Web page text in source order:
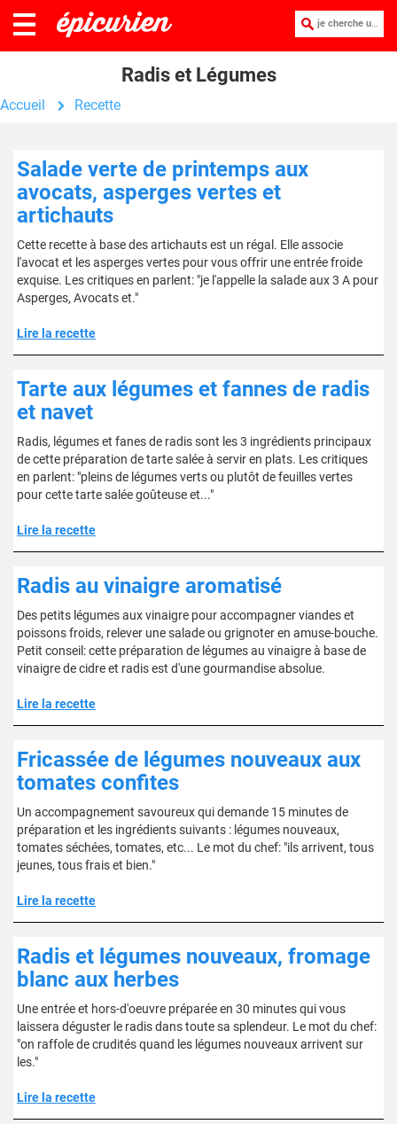
je cherche une recette :
Radis et Légumes
Accueil Recette
Salade verte de printemps aux
avocats, asperges vertes et
artichauts
Cette recette à base des artichauts est un régal. Elle associe
l'avocat et les asperges vertes pour vous offrir une entrée froide
exquise. Les critiques en parlent: "je l'appelle la salade aux 3 A pour
Asperges, Avocats et."
Lire la recette
Tarte aux légumes et fannes de radis
et navet
Radis, légumes et fanes de radis sont les 3 ingrédients principaux
de cette préparation de tarte salée à servir en plats. Les critiques
en parlent: "pleins de légumes verts ou plutôt de feuilles vertes
pour cette tarte salée goûteuse et..."
Lire la recette
Radis au vinaigre aromatisé
Des petits légumes aux vinaigre pour accompagner viandes et
poissons froids, relever une salade ou grignoter en amuse-bouche.
Petit conseil: cette préparation de légumes au vinaigre à base de
vinaigre de cidre et radis est d'une gourmandise absolue.
Lire la recette
Fricassée de légumes nouveaux aux
tomates confites
Un accompagnement savoureux qui demande 15 minutes de
préparation et les ingrédients suivants : légumes nouveaux,
tomates séchées, tomates, etc... Le mot du chef: "ils arrivent, tous
jeunes, tous frais et bien."
Lire la recette
Radis et légumes nouveaux, fromage
blanc aux herbes
Une entrée et hors-d'oeuvre préparée en 30 minutes qui vous
laissera déguster le radis dans toute sa splendeur. Le mot du chef:
"on raffole de crudités quand les légumes nouveaux arrivent sur
les."
Lire la recette